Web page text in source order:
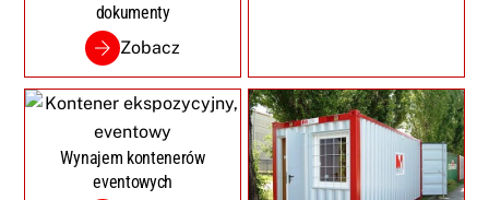
dokumenty
Zobacz
Wynajem kontenerów
eventowych